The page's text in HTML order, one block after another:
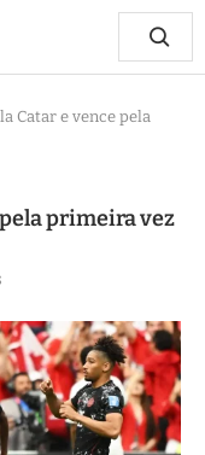
Catar e vence pela
primeira vez